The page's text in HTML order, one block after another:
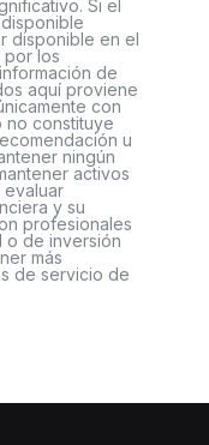
Si el
disponible en el
por los
de
aquí proviene
con
no constituye
u
ningún
activos
evaluar
y su
profesionales
o de inversión
más
de servicio de